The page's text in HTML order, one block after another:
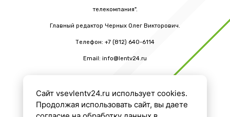
телекомпания".
Главный редактор Черных Олег Викторович.
Телефон: +7 (812) 640-6114
Email: info@lentv24.ru
16+
Сайт vsevlentv24.ru использует cookies.
Продолжая использовать сайт, вы даете